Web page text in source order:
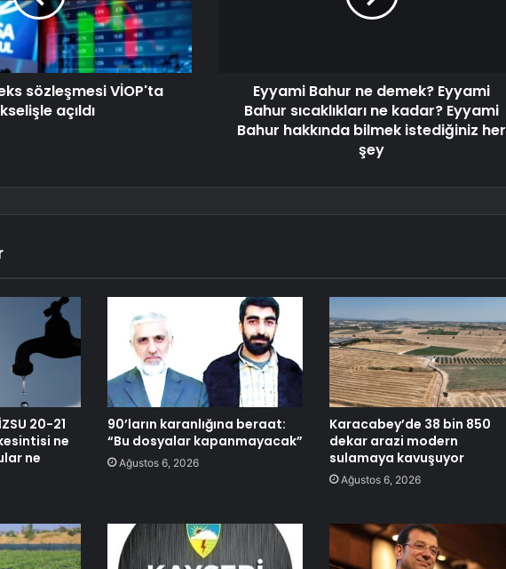
sözleşmesi VİOP'ta
açıldı
Eyyami Bahur ne demek? Eyyami
Bahur sıcaklıkları ne kadar? Eyyami
Bahur hakkında bilmek istediğiniz her
şey
20-21
ne
ne
90’ların karanlığına beraat:
“Bu dosyalar kapanmayacak”
Ağustos 6, 2026
Karacabey’de 38 bin 850
dekar arazi modern
sulamaya kavuşuyor
Ağustos 6, 2026